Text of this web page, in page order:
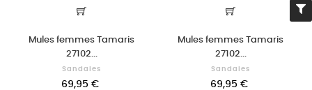
Mules femmes Tamaris
27102...
Sandales
69,95 €
Mules femmes Tamaris
27102...
Sandales
69,95 €